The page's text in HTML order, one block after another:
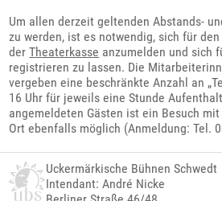
Um allen derzeit geltenden Abstands-
zu werden, ist es notwendig, sich für
derTheaterkasse anzumelden und sich
registrieren zu lassen. Die
vergeben eine beschränkte Anzahl an
16 Uhr für jeweils eine Stunde
angemeldeten Gästen ist ein Besuch
Ort ebenfalls möglich (Anmeldung: Tel.
Uckermärkische Bühnen Schwedt
Intendant: André Nicke